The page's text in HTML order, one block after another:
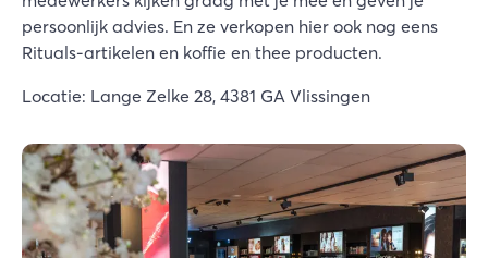
persoonlijk advies. En ze verkopen hier ook nog eens
Rituals-artikelen en koffie en thee producten.
Locatie: Lange Zelke 28, 4381 GA Vlissingen